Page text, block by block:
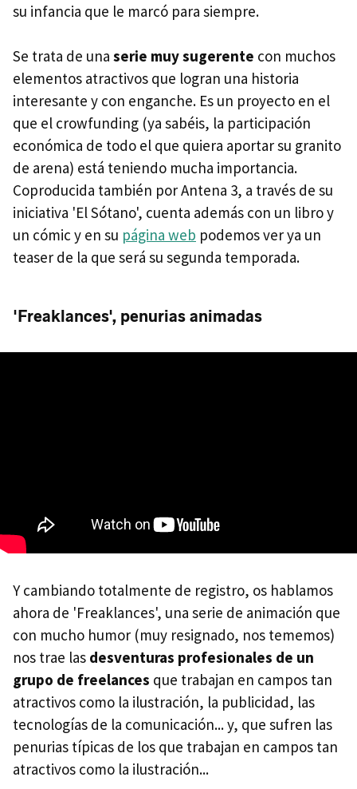
su infancia que le marcó para siempre.
Se trata de una serie muy sugerente con muchos
elementos atractivos que logran una historia
interesante y con enganche. Es un proyecto en el
que el crowfunding (ya sabéis, la participación
económica de todo el que quiera aportar su granito
de arena) está teniendo mucha importancia.
Coproducida también por Antena 3, a través de su
iniciativa 'El Sótano', cuenta además con un libro y
un cómic y en su página web podemos ver ya un
teaser de la que será su segunda temporada.
'Freaklances', penurias animadas
Y cambiando totalmente de registro, os hablamos
ahora de 'Freaklances', una serie de animación que
con mucho humor (muy resignado, nos tememos)
nos trae las desventuras profesionales de un
grupo de freelances que trabajan en campos tan
atractivos como la ilustración, la publicidad, las
tecnologías de la comunicación... y, que sufren las
penurias típicas de los que trabajan en campos tan
atractivos como la ilustración...